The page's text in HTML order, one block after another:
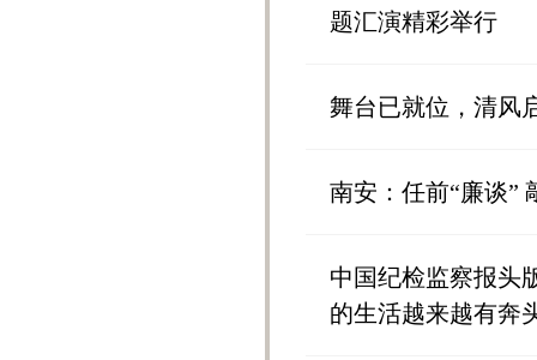
题汇演精彩举行
舞台已就位，清
南安：任前“廉谈”
中国纪检监察报头
的生活越来越有奔